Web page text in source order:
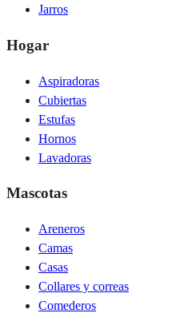
Jarros
Hogar
Aspiradoras
Cubiertas
Estufas
Hornos
Lavadoras
Mascotas
Areneros
Camas
Casas
Collares y correas
Comederos